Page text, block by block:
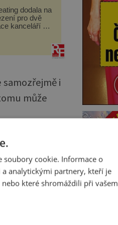
dodala na
pro dvě
kanceláří v
do budov
i
může
soubory cookie. Informace o
analytickými partnery, kteří je
které shromáždili při vašem